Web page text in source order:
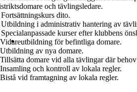
och tävlingsledare.
dito.
i administrativ hantering av
kurser efter klubbens
för befintliga domare.
av nya domare.
domare vid alla tävlingar där
och kontroll av lokala regler.
vid framtagning av lokala regler.